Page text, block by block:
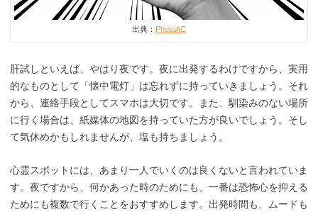
出典： PhotoAC
肝試しといえば、やはり夜です。夜に出発するわけですから、実用
的なものとして「懐中電灯」は忘れずに持っていきましょう。それ
から、連絡手段としてスマホは大切です。また、馴染みのない場所
に行く場合は、紙媒体の地図を持っていた方が良いでしょう。そし
て気休めかもしれませんが、塩も持ちましょう。
心霊スポットには、あまり一人でいくのは良くないと言われていま
す。夜ですから、何かあった時のためにも、一番は恐怖心を抑える
ためにも複数で行くことをおすすめします。出発時間も、ムードも